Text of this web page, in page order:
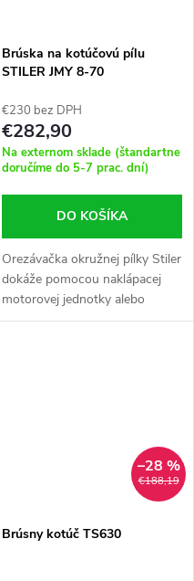
Brúska na kotúčovú pílu
STILER JMY 8-70
€230 bez DPH
€282,90
Na externom sklade (štandartne
doručíme do 5-7 prac. dní)
DO KOŠÍKA
Orezávačka okružnej pílky Stiler
dokáže pomocou naklápacej
motorovej jednotky alebo
držiaka píly naostrovať rôzne
€188,19
–28 %
Brúsny kotúč TS630